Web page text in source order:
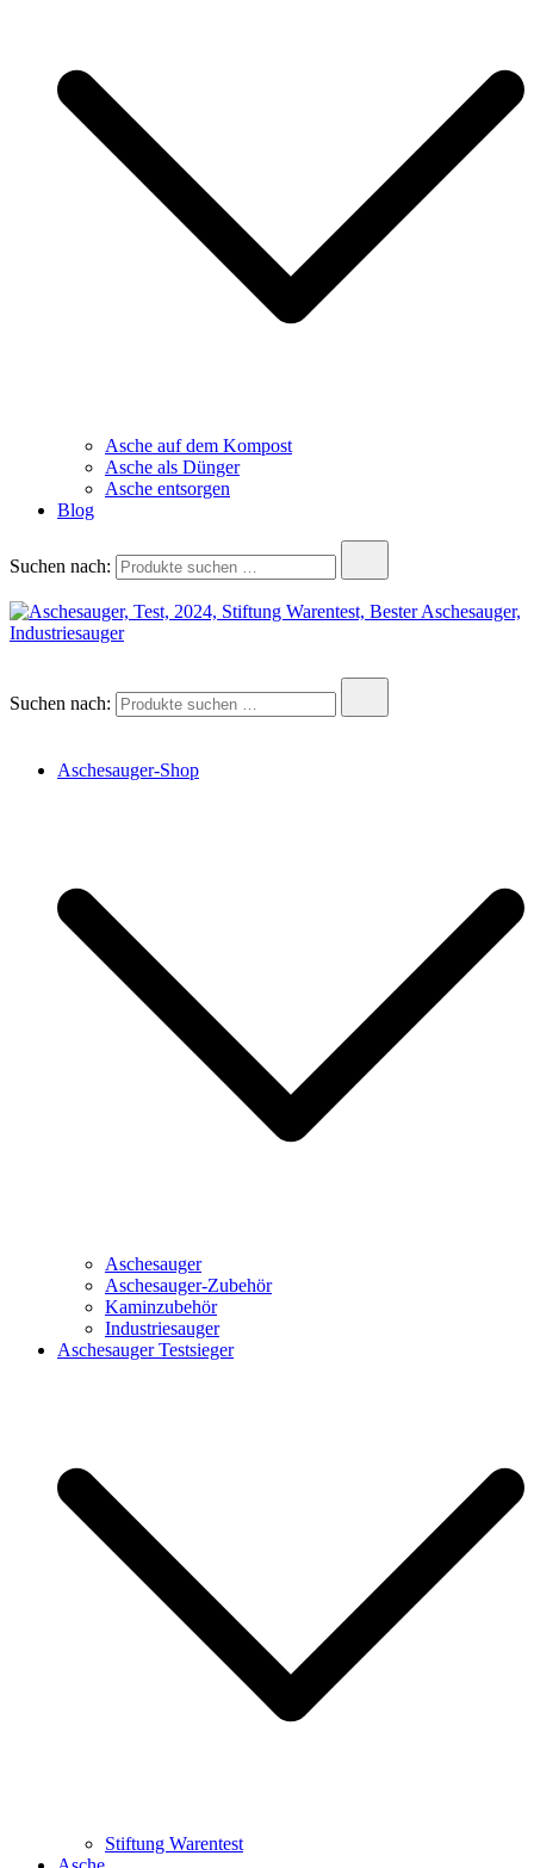
Asche auf dem Kompost
Asche als Dünger
Asche entsorgen
Blog
Suchen nach:
Suchen nach:
Aschesauger-Shop
Aschesauger
Aschesauger-Zubehör
Kaminzubehör
Industriesauger
Aschesauger Testsieger
Stiftung Warentest